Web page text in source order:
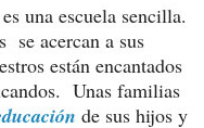
una escuela sencilla.
se acercan a sus
están encantados
Unas familias
de sus hijos y